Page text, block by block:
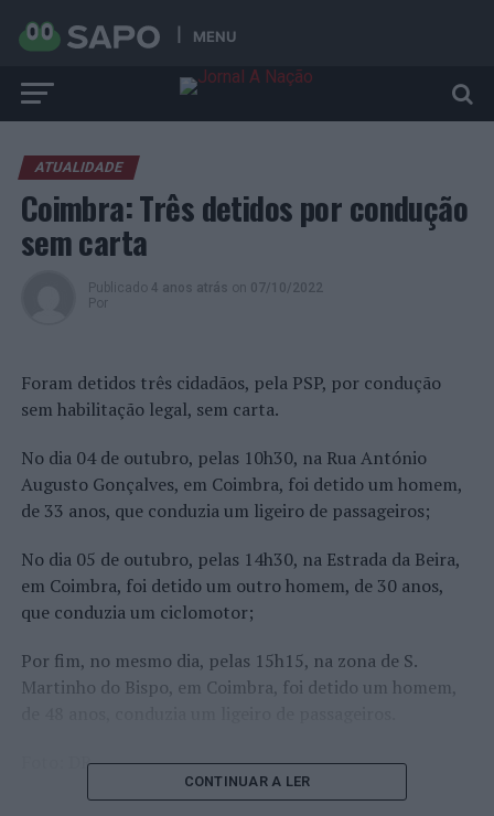
MENU
ATUALIDADE
Coimbra: Três detidos por condução
sem carta
Publicado 4 anos atrás on 07/10/2022
Por
Foram detidos três cidadãos, pela PSP, por condução
sem habilitação legal, sem carta.
No dia 04 de outubro, pelas 10h30, na Rua António
Augusto Gonçalves, em Coimbra, foi detido um homem,
de 33 anos, que conduzia um ligeiro de passageiros;
No dia 05 de outubro, pelas 14h30, na Estrada da Beira,
em Coimbra, foi detido um outro homem, de 30 anos,
que conduzia um ciclomotor;
Por fim, no mesmo dia, pelas 15h15, na zona de S.
Martinho do Bispo, em Coimbra, foi detido um homem,
Foto: DR.
CONTINUAR A LER